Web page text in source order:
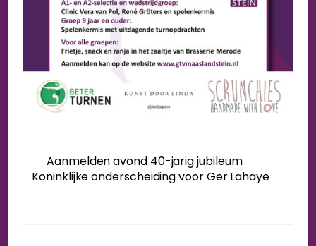
Aanmelden avond 40-jarig jubileum
Koninklijke onderscheiding voor Ger Lahaye